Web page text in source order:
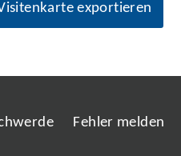
exportieren
Fehler melden